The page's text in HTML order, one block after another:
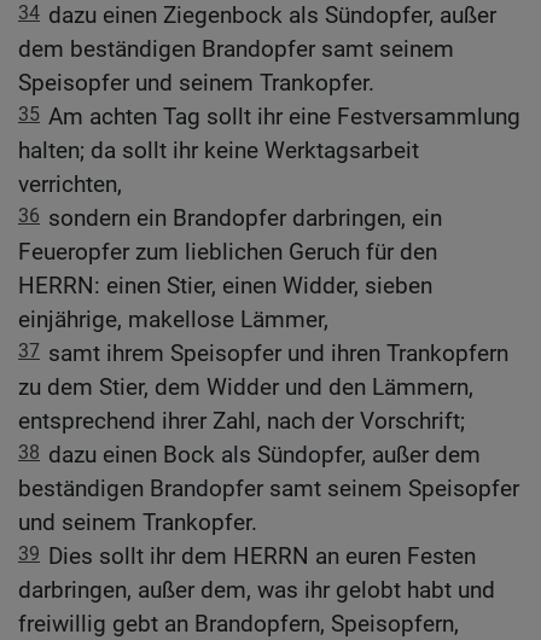
34 dazu einen Ziegenbock als Sündopfer, außer
dem beständigen Brandopfer samt seinem
Speisopfer und seinem Trankopfer.
35 Am achten Tag sollt ihr eine Festversammlung
halten; da sollt ihr keine Werktagsarbeit
verrichten,
36 sondern ein Brandopfer darbringen, ein
Feueropfer zum lieblichen Geruch für den
HERRN: einen Stier, einen Widder, sieben
einjährige, makellose Lämmer,
37 samt ihrem Speisopfer und ihren Trankopfern
zu dem Stier, dem Widder und den Lämmern,
entsprechend ihrer Zahl, nach der Vorschrift;
38 dazu einen Bock als Sündopfer, außer dem
beständigen Brandopfer samt seinem Speisopfer
und seinem Trankopfer.
39 Dies sollt ihr dem HERRN an euren Festen
darbringen, außer dem, was ihr gelobt habt und
freiwillig gebt an Brandopfern, Speisopfern,